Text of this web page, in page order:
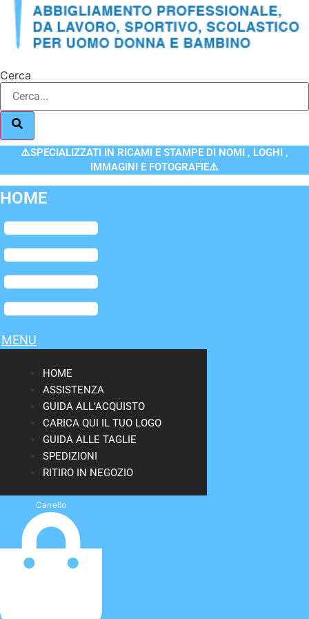
Cerca
⚠️SPECIALIZZATI IN RICAMI E STAMPE DI NOMI , LOGHI ,
IMMAGINI E FOTOGRAFIE⚠️
HOME
Flyout
Menu
MENU
HOME
ASSISTENZA
GUIDA ALL’ACQUISTO
CARICA QUI IL TUO LOGO
GUIDA ALLE TAGLIE
SPEDIZIONI
RITIRO IN NEGOZIO
Carrello